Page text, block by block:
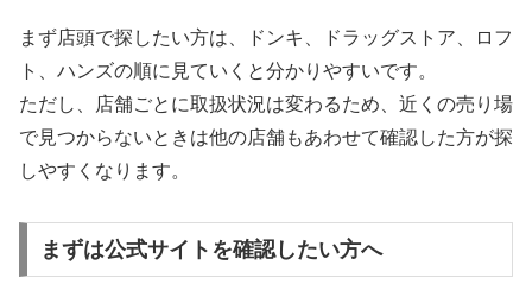
まず店頭で探したい方は、ドンキ、ドラッグストア、ロフ
ト、ハンズの順に見ていくと分かりやすいです。
ただし、店舗ごとに取扱状況は変わるため、近くの売り場
で見つからないときは他の店舗もあわせて確認した方が探
しやすくなります。
まずは公式サイトを確認したい方へ